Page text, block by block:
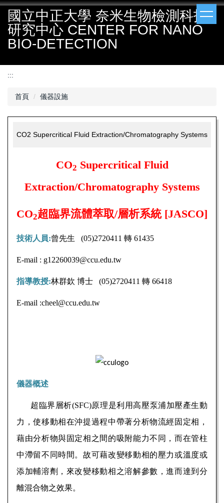
跳
到
主
要
內
國立中正大學 奈米生物檢測科技
研究中心 CENTER FOR NANO
BIO-DETECTION
:::
首頁 儀器設施
CO2 Supercritical Fluid Extraction/Chromatography Systems
CO2 Supercritical Fluid
Extraction/Chromatography Systems
CO2超臨界流體萃取/層析系統[JASCO]
技術人員:曾先生 (05)2720411 轉 61435
E-mail : g12260039@ccu.edu.tw
指導教授:林群欽 博士 (05)2720411 轉 66418
E-mail :cheel@ccu.edu.tw
儀器概述
超臨界層析(SFC)原理是利用高壓泵浦加壓產生動
力，使移動相在沖提過程中帶著分析物流經固定相，
藉由分析物與固定相之間的吸附能力不同，而在管柱
中滯留不同時間。故可藉改變移動相的壓力或溫度或
添加輔溶劑，來改變移動相之溶解參數，進而達到分
離混合物之效果。